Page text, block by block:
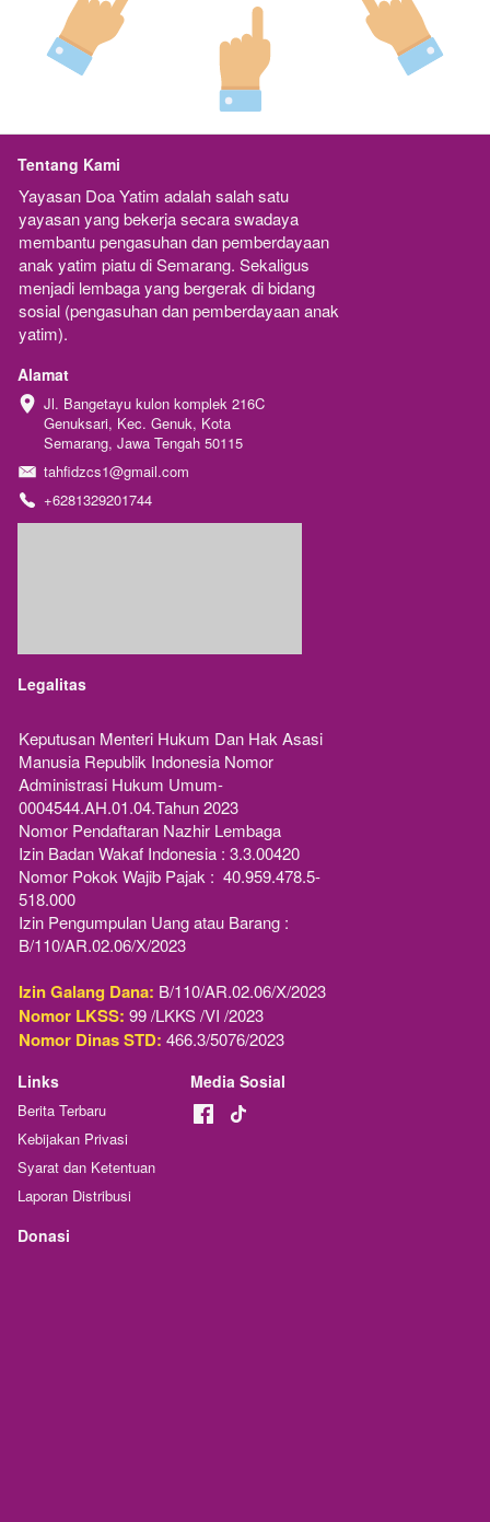
Tentang Kami
Yayasan Doa Yatim adalah salah satu
yayasan yang bekerja secara swadaya
membantu pengasuhan dan pemberdayaan
anak yatim piatu di Semarang. Sekaligus
menjadi lembaga yang bergerak di bidang
sosial (pengasuhan dan pemberdayaan anak
yatim).
Alamat
Jl. Bangetayu kulon komplek 216C
Genuksari, Kec. Genuk, Kota
Semarang, Jawa Tengah 50115
tahfidzcs1@gmail.com
+6281329201744
Legalitas
Keputusan Menteri Hukum Dan Hak Asasi
Manusia Republik Indonesia Nomor
Administrasi Hukum Umum-
0004544.AH.01.04.Tahun 2023
Nomor Pendaftaran Nazhir Lembaga
Izin Badan Wakaf Indonesia : 3.3.00420
Nomor Pokok Wajib Pajak :  40.959.478.5-
518.000
Izin Pengumpulan Uang atau Barang :
B/110/AR.02.06/X/2023
Izin Galang Dana: B/110/AR.02.06/X/2023
Nomor LKSS: 99 /LKKS /VI /2023
Nomor Dinas STD: 466.3/5076/2023
Links
Berita Terbaru
Kebijakan Privasi
Syarat dan Ketentuan
Laporan Distribusi
Media Sosial
Donasi